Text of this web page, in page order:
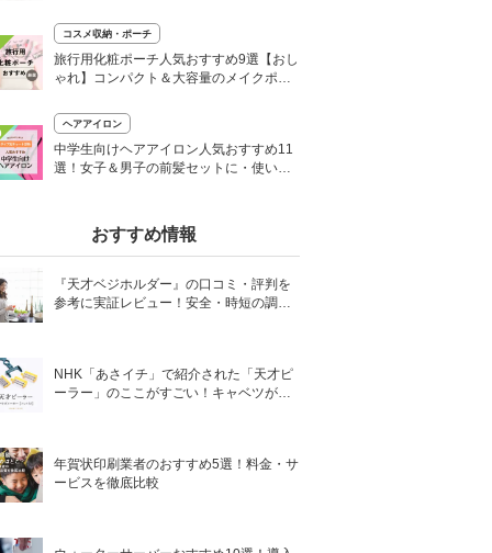
コスメ収納・ポーチ
旅行用化粧ポーチ人気おすすめ9選【おし
ゃれ】コンパクト＆大容量のメイクポー
ヘアアイロン
中学生向けヘアアイロン人気おすすめ11
選！女子＆男子の前髪セットに・使い方
おすすめ情報
『天才ベジホルダー』の口コミ・評判を
参考に実証レビュー！安全・時短の調理
NHK「あさイチ」で紹介された「天才ピ
ーラー」のここがすごい！キャベツがほ
年賀状印刷業者のおすすめ5選！料金・サ
ービスを徹底比較